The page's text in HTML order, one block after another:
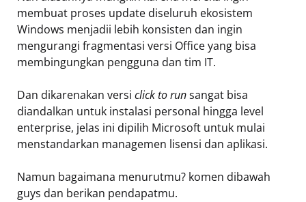
membuat proses update diseluruh ekosistem
Windows menjadii lebih konsisten dan ingin
mengurangi fragmentasi versi Office yang bisa
membingungkan pengguna dan tim IT.
Dan dikarenakan versi click to runsangat bisa
diandalkan untuk instalasi personal hingga level
enterprise, jelas ini dipilih Microsoft untuk mulai
menstandarkan managemen lisensi dan aplikasi.
Namun bagaimana menurutmu? komen dibawah
guys dan berikan pendapatmu.